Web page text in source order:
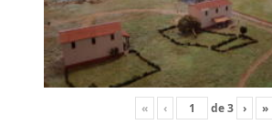
« ‹ de3 › »